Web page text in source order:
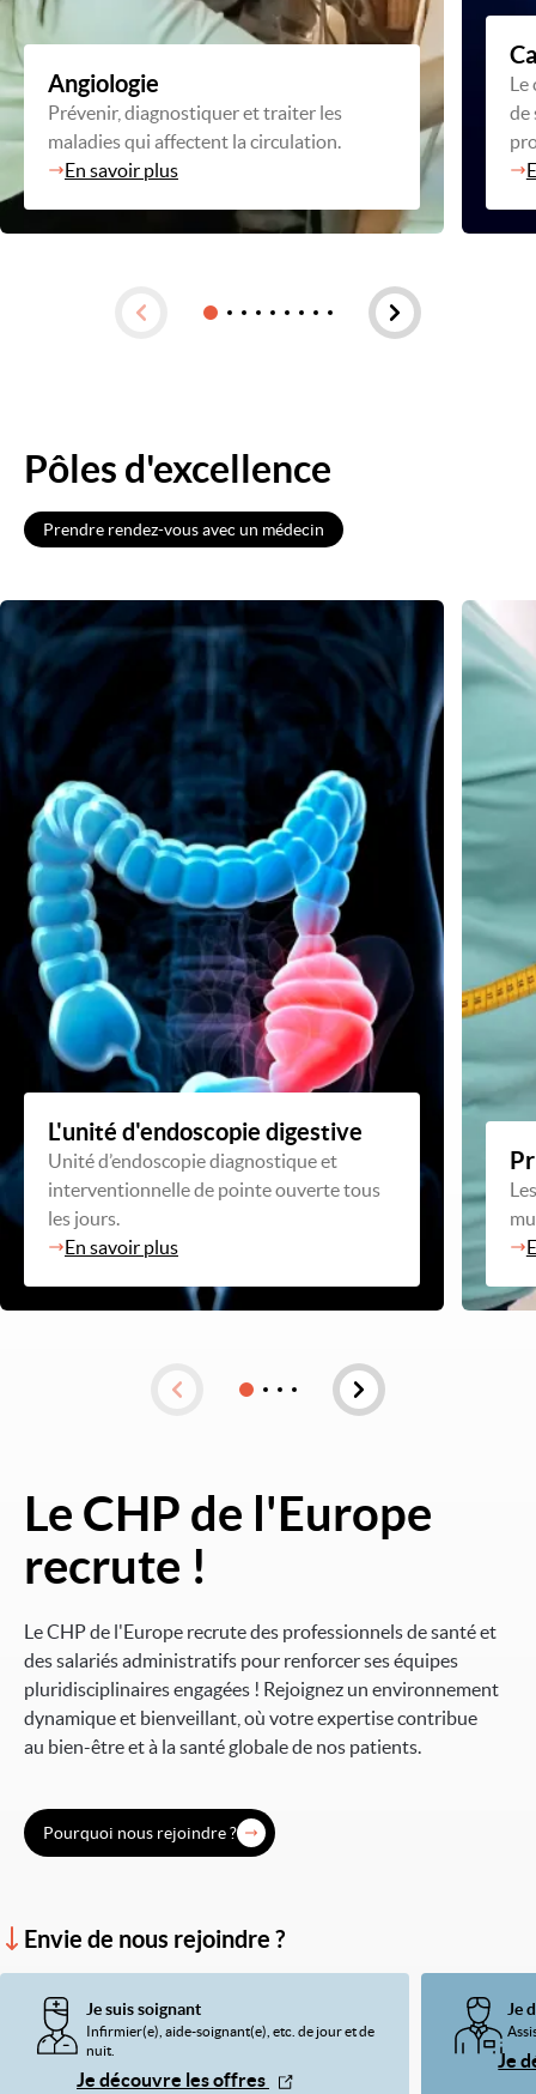
Angiologie
Prévenir, diagnostiquer et traiter les
maladies qui affectent la circulation.
En savoir plus
Le
de
Pôles d'excellence
Prendre rendez-vous avec un médecin
L'unité d'endoscopie digestive
Unité d’endoscopie diagnostique et
interventionnelle de pointe ouverte tous
les jours.
En savoir plus
Image
Le CHP de l'Europe
recrute !
Le CHP de l'Europe recrute des professionnels de santé et
des salariés administratifs pour renforcer ses équipes
pluridisciplinaires engagées ! Rejoignez un environnement
dynamique et bienveillant, où votre expertise contribue
au bien-être et à la santé globale de nos patients.
Pourquoi nous rejoindre ?
Envie de nous rejoindre ?
Je suis soignant
Infirmier(e), aide-soignant(e), etc. de jour et de
nuit.
Je découvre les offres
Je
Je